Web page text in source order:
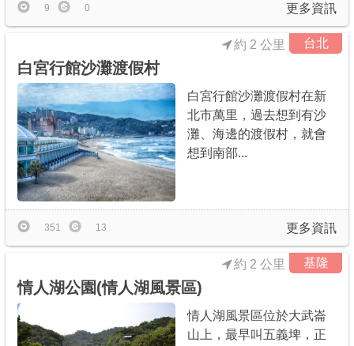
更多資訊
9 0
台北
約 2 公里
白宮行館沙灘渡假村
白宮行館沙灘渡假村在新
北市萬里，過去想到有沙
灘、海邊的渡假村，就會
想到南部...
更多資訊
351 13
基隆
約 2 公里
情人湖公園(情人湖風景區)
情人湖風景區位於大武崙
山上，最早叫五義埤，正